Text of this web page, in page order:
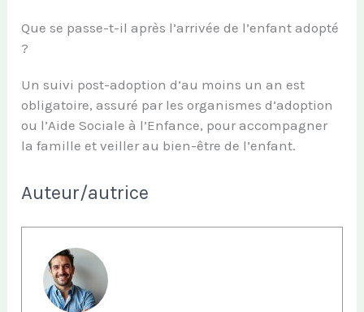
Que se passe-t-il après l’arrivée de l’enfant adopté
?
Un suivi post-adoption d’au moins un an est
obligatoire, assuré par les organismes d’adoption
ou l’Aide Sociale à l’Enfance, pour accompagner
la famille et veiller au bien-être de l’enfant.
Auteur/autrice